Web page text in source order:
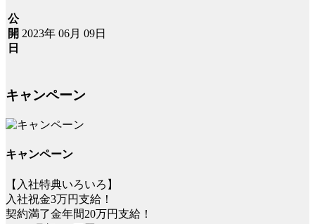
公
開
日
2023年 06月 09日
キャンペーン
キャンペーン
【入社特典いろいろ】
入社祝金3万円支給！
契約満了金年間20万円支給！